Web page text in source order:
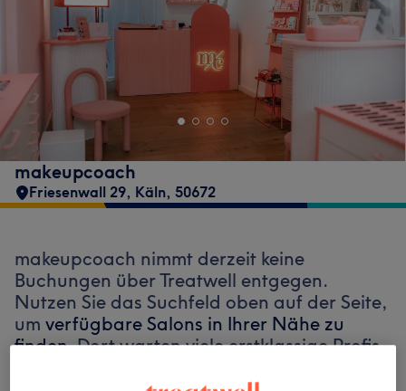
makeupcoach
Friesenwall 29, Käln, 50672
makeupcoach nimmt derzeit keine
Buchungen über Treatwell entgegen.
Nutzen Sie das Suchfeld oben auf der Seite,
um verfügbare Salons in Ihrer Nähe zu
finden. Dort warten viele erstklassige Profis